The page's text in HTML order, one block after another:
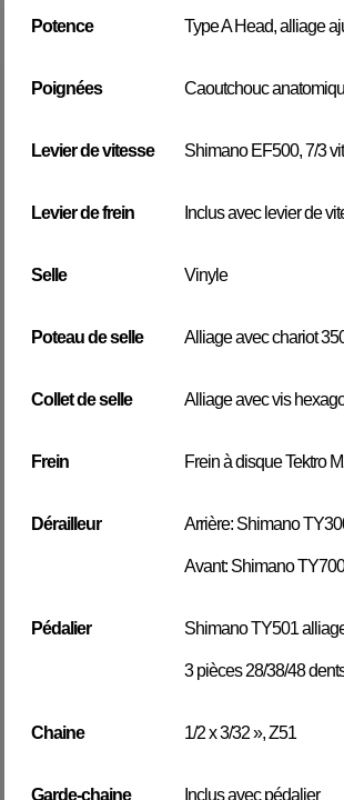
Potence Type A Head, alliage
Poignées Caoutchouc
Levier de vitesse Shimano EF500, 7/3
Levier de frein Inclus avec levier de
Selle Vinyle
Poteau de selle Alliage avec chariot
Collet de selle Alliage avec vis
Frein Frein à disque Tektro
Dérailleur Arrière: Shimano
Avant: Shimano TY700
Pédalier Shimano TY501
3 pièces 28/38/48
Chaine 1/2 x 3/32 », Z51
Garde-chaine Inclus avec pédalier